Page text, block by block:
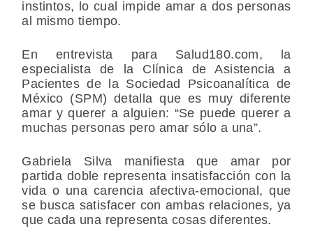
instintos, lo cual impide amar a dos personas
al mismo tiempo.
En entrevista para Salud180.com, la
especialista de la Clínica de Asistencia a
Pacientes de la Sociedad Psicoanalítica de
México (SPM) detalla que es muy diferente
amar y querer a alguien: “Se puede querer a
muchas personas pero amar sólo a una”.
Gabriela Silva manifiesta que amar por
partida doble representa insatisfacción con la
vida o una carencia afectiva-emocional, que
se busca satisfacer con ambas relaciones, ya
que cada una representa cosas diferentes.